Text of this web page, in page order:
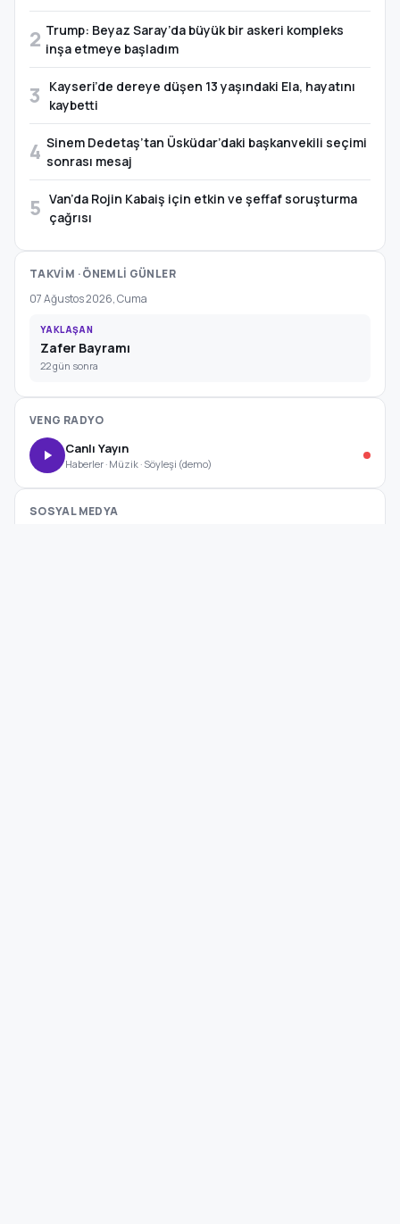
2 Trump: Beyaz Saray’da büyük bir askeri kompleks
inşa etmeye başladım
3
Kayseri’de dereye düşen 13 yaşındaki Ela, hayatını
kaybetti
4 Sinem Dedetaş’tan Üsküdar’daki başkanvekili seçimi
sonrası mesaj
5 Van’da Rojin Kabaiş için etkin ve şeffaf soruşturma
çağrısı
TAKVİM · ÖNEMLİ GÜNLER
07 Ağustos 2026, Cuma
YAKLAŞAN
Zafer Bayramı
22 gün sonra
VENG RADYO
Canlı Yayın
Haberler · Müzik · Söyleşi (demo)
SOSYAL MEDYA